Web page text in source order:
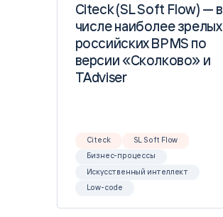
Citeck (SL Soft Flow) — в
числе наиболее зрелых
российских BPMS по
версии «Сколково» и
TAdviser
Citeck (SL Soft Flow) — в
числе наиболее зрелых
российских BPMS по
версии «Сколково» и
TAdviser
Citeck
SL Soft Flow
Бизнес-процессы
Искусственный интеллект
Low-code